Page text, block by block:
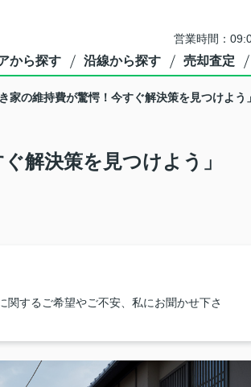
営業時間：
から探す 沿線から探す 売却査定
家の維持費が驚愕！今すぐ解決策を見つけよう
解決策を見つけよう」
するご希望やご不安、私にお聞かせ下さ